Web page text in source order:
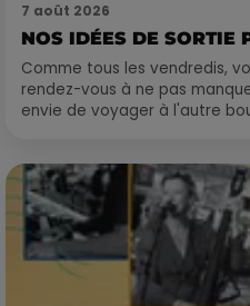
7 août 2026
NOS IDÉES DE SORTIE
Comme tous les vendredis,
rendez-vous à ne pas
envie de voyager à l'autre